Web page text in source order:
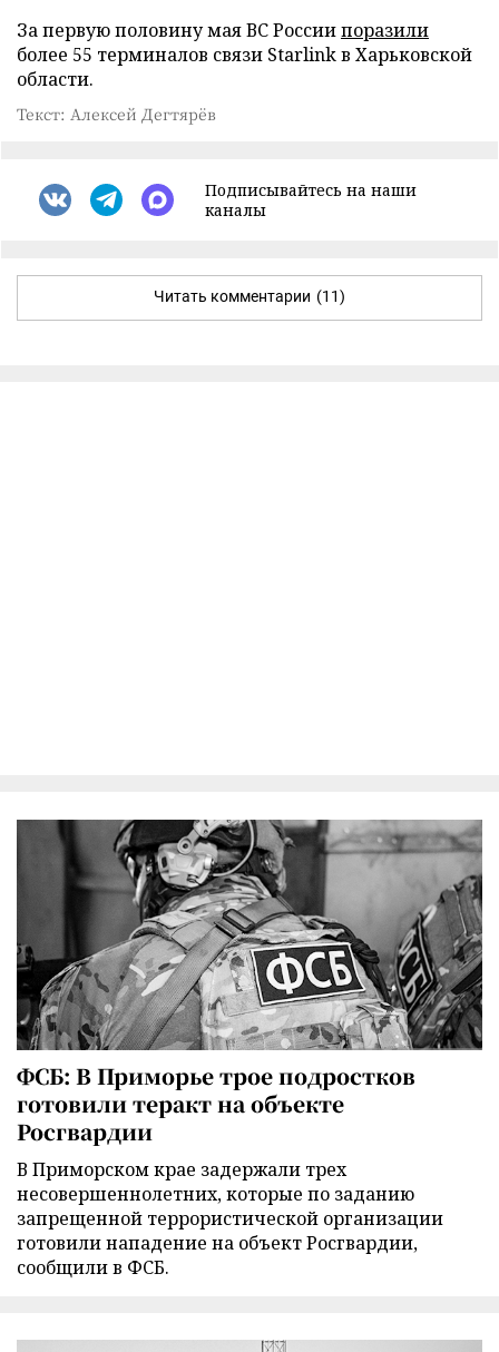
За первую половину мая ВС Россиипоразили
более 55 терминалов связи Starlink в Харьковской
области.
Текст: Алексей Дегтярёв
Подписывайтесь на наши
каналы
Читать комментарии (11)
ФСБ: В Приморье трое подростков
готовили теракт на объекте
Росгвардии
В Приморском крае задержали трех
несовершеннолетних, которые по заданию
запрещенной террористической организации
готовили нападение на объект Росгвардии,
сообщили в ФСБ.